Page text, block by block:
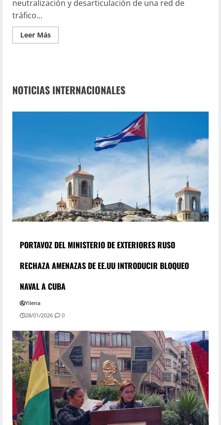
neutralización y desarticulación de una red de
tráfico...
Leer Más
NOTICIAS INTERNACIONALES
PORTAVOZ DEL MINISTERIO DE EXTERIORES RUSO
RECHAZA AMENAZAS DE EE.UU INTRODUCIR BLOQUEO
NAVAL A CUBA
Yilena
28/01/2026
0